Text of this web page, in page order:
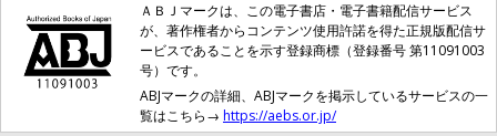
ＡＢＪマークは、この電子書店・電子書籍配信サービス
が、著作権者からコンテンツ使用許諾を得た正規版配信サ
ービスであることを示す登録商標（登録番号 第11091003
号）です。
ABJマークの詳細、ABJマークを掲示しているサービスの一
覧はこちら→ https://aebs.or.jp/